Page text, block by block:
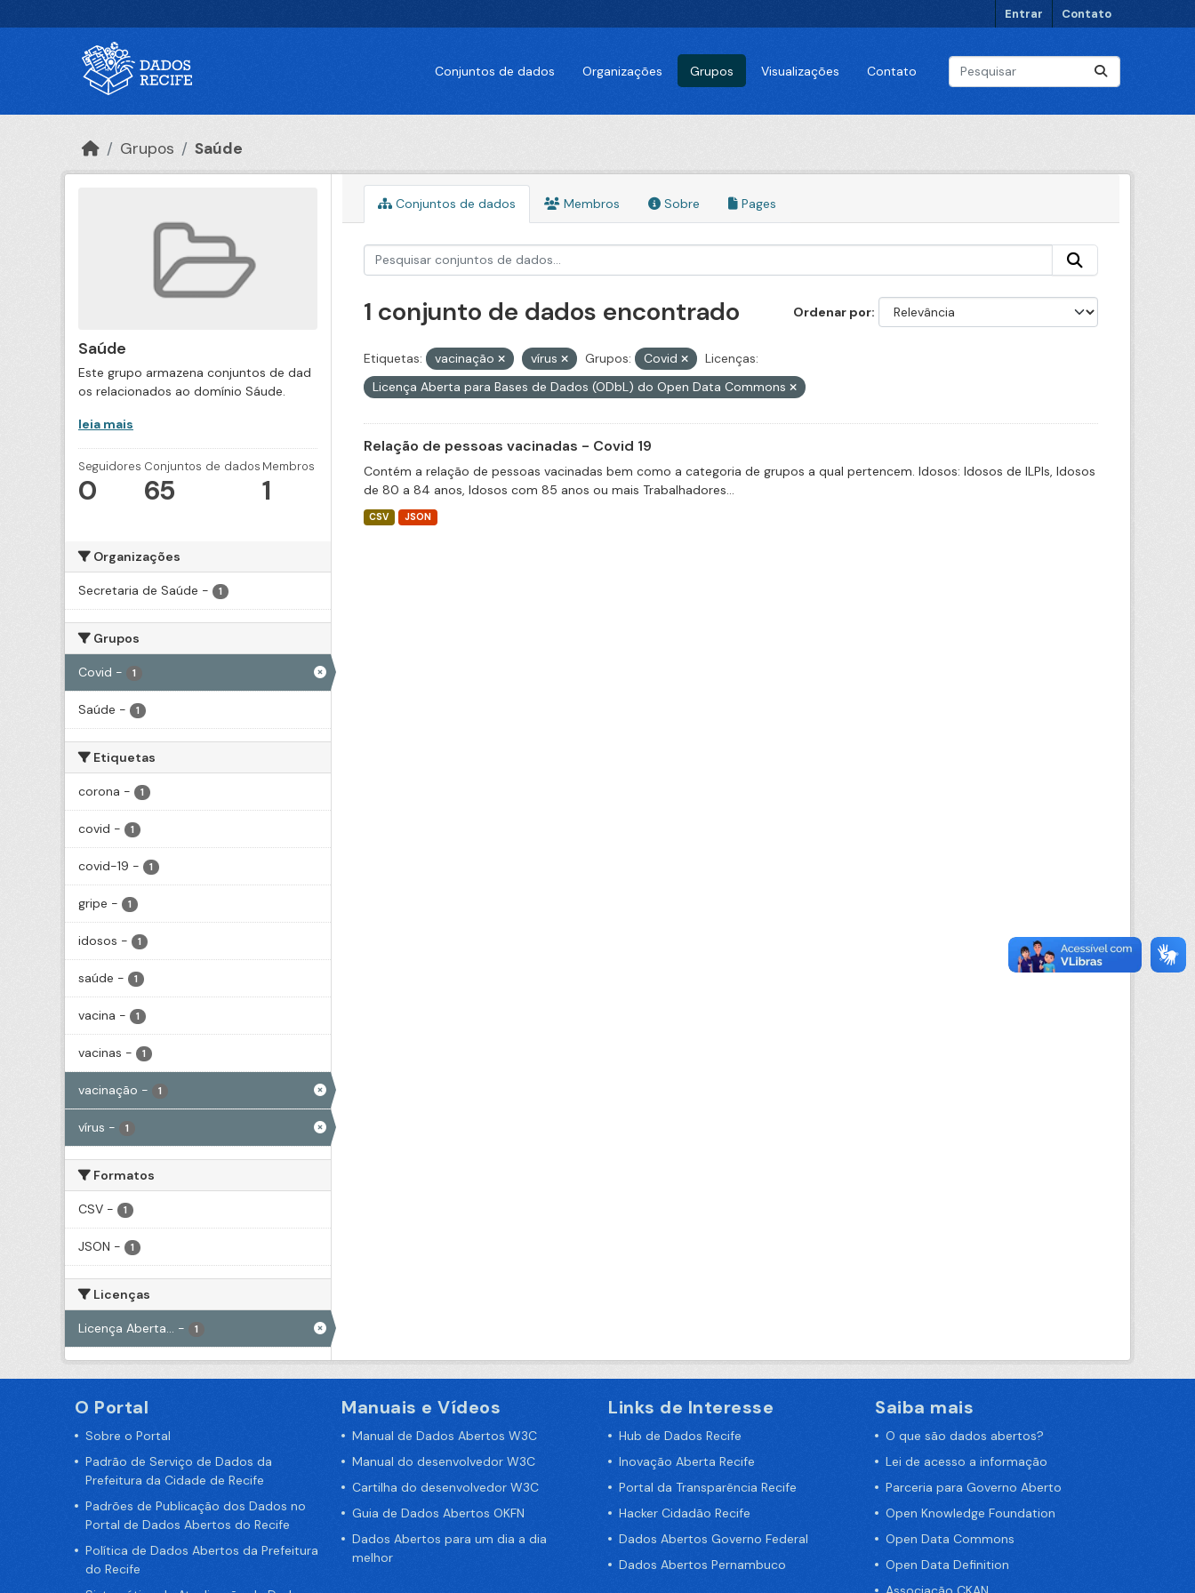
Entrar Contato
Conjuntos de dados Organizações Grupos Visualizações Contato
Grupos Saúde
Saúde
Este grupo armazena conjuntos de dad
os relacionados ao domínio Sáude.
leia mais
Seguidores
0
Conjuntos de dados
65
Membros
1
Organizações
Secretaria de Saúde - 1
Grupos
Covid - 1
Saúde - 1
Etiquetas
corona - 1
covid - 1
covid-19 - 1
gripe - 1
idosos - 1
saúde - 1
vacina - 1
vacinas - 1
vacinação - 1
vírus - 1
Formatos
CSV - 1
JSON - 1
Licenças
Licença Aberta... - 1
Conjuntos de dados Membros Sobre Pages
Ordenar por
1 conjunto de dados encontrado
Etiquetas: vacinação vírus Grupos: Covid
Licenças:
Licença Aberta para Bases de Dados (ODbL) do Open Data Commons
Relação de pessoas vacinadas - Covid 19
Contém a relação de pessoas vacinadas bem como a categoria de grupos a qual pertencem. Idosos: Idosos de ILPIs, Idosos
de 80 a 84 anos, Idosos com 85 anos ou mais Trabalhadores...
CSV JSON
O Portal
Sobre o Portal
Padrão de Serviço de Dados da
Prefeitura da Cidade de Recife
Padrões de Publicação dos Dados no
Portal de Dados Abertos do Recife
Política de Dados Abertos da Prefeitura
do Recife
Manuais e Vídeos
Manual de Dados Abertos W3C
Manual do desenvolvedor W3C
Cartilha do desenvolvedor W3C
Guia de Dados Abertos OKFN
Dados Abertos para um dia a dia
melhor
Links de Interesse
Hub de Dados Recife
Inovação Aberta Recife
Portal da Transparência Recife
Hacker Cidadão Recife
Dados Abertos Governo Federal
Dados Abertos Pernambuco
Saiba mais
O que são dados abertos?
Lei de acesso a informação
Parceria para Governo Aberto
Open Knowledge Foundation
Open Data Commons
Open Data Definition